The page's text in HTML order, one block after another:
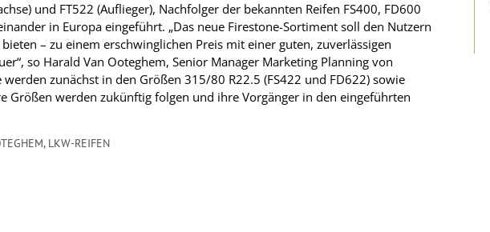
und FT522 (Auflieger), Nachfolger der bekannten Reifen FS400, FD600
in Europa eingeführt. „Das neue Firestone-Sortiment soll den Nutzern
– zu einem erschwinglichen Preis mit einer guten, zuverlässigen
so Harald Van Ooteghem, Senior Manager Marketing Planning von
zunächst in den Größen 315/80 R22.5 (FS422 und FD622) sowie
Größen werden zukünftig folgen und ihre Vorgänger in den eingeführten
, LKW-REIFEN